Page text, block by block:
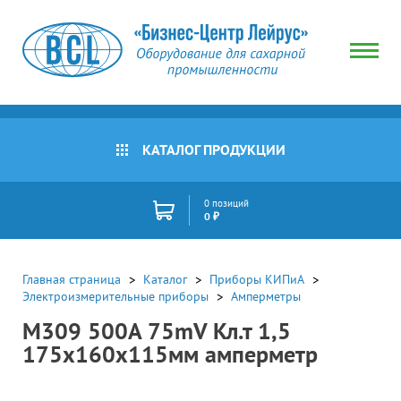
КАТАЛОГ ПРОДУКЦИИ
0 позиций
0 ₽
Главная страница Каталог
Приборы КИПиА
Электроизмерительные приборы
Амперметры
М309 500А 75mV Кл.т 1,5
175х160х115мм амперметр